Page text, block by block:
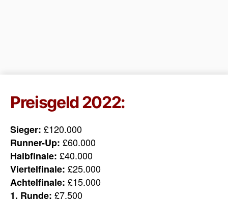
Preisgeld 2022:
Sieger: £120.000
Runner-Up: £60.000
Halbfinale: £40.000
Viertelfinale: £25.000
Achtelfinale: £15.000
1. Runde: £7.500